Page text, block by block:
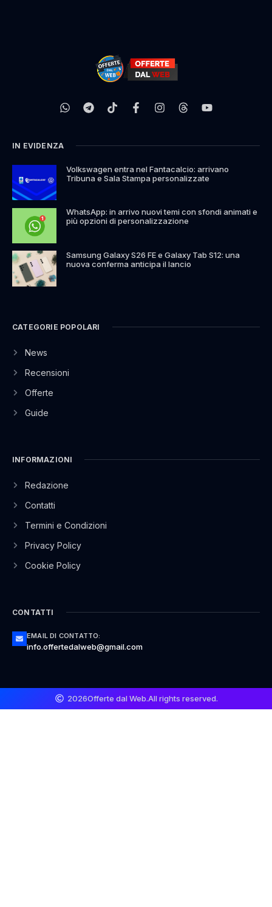
IN EVIDENZA
Volkswagen entra nel Fantacalcio: arrivano
Tribuna e Sala Stampa personalizzate
WhatsApp: in arrivo nuovi temi con sfondi animati e
più opzioni di personalizzazione
Samsung Galaxy S26 FE e Galaxy Tab S12: una
nuova conferma anticipa il lancio
CATEGORIE POPOLARI
News
Recensioni
Offerte
Guide
INFORMAZIONI
Redazione
Contatti
Termini e Condizioni
Privacy Policy
Cookie Policy
CONTATTI
EMAIL DI CONTATTO:
info.offertedalweb@gmail.com
2026Offerte dal Web.All rights reserved.